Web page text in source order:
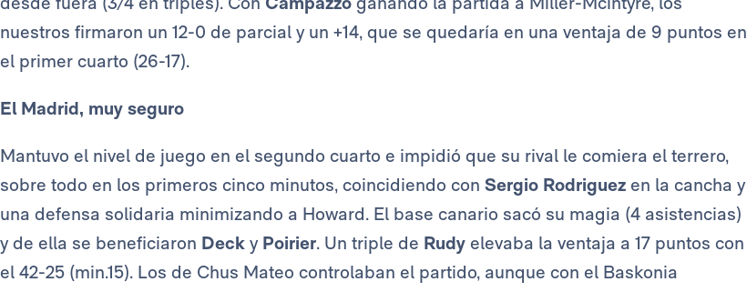
nuestros firmaron un 12-0 de parcial y un +14, que se quedaría en una ventaja de 9 puntos en
el primer cuarto (26-17).
El Madrid, muy seguro
Mantuvo el nivel de juego en el segundo cuarto e impidió que su rival le comiera el terrero,
sobre todo en los primeros cinco minutos, coincidiendo con Sergio Rodriguez en la cancha y
una defensa solidaria minimizando a Howard. El base canario sacó su magia (4 asistencias)
y de ella se beneficiaron Deck y Poirier. Un triple de Rudy elevaba la ventaja a 17 puntos con
el 42-25 (min.15). Los de Chus Mateo controlaban el partido, aunque con el Baskonia